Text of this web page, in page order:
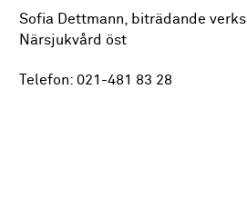
Sofia Dettmann, biträdande
Närsjukvård öst
Telefon: 021-481 83 28